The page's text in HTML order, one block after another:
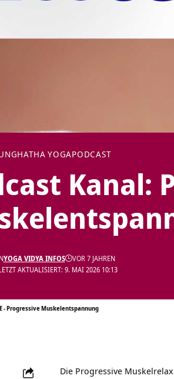
HATHA YOGAPODCAST
Kanal:
AKTUALISIERT: 9. MAI 2026 10:13
YOGA VIDYA INFOS VOR 7 JAHREN
- Progressive Muskelentspannung
Die Progressive